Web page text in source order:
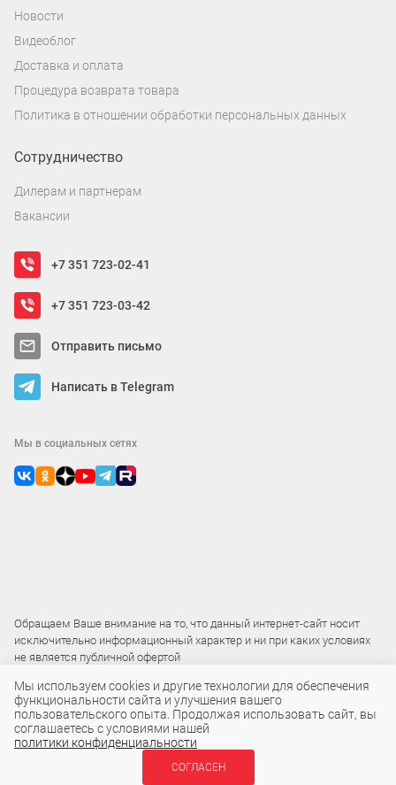
Новости
Видеоблог
Доставка и оплата
Процедура возврата товара
Политика в отношении обработки персональных данных
Сотрудничество
Дилерам и партнерам
Вакансии
+7 351 723-02-41
+7 351 723-03-42
Отправить письмо
Написать в Telegram
Мы в социальных сетях
Обращаем Ваше внимание на то, что данный интернет-сайт носит
исключительно информационный характер и ни при каких условиях
не является публичной офертой
2015 – 2026 © ООО «Локос»
В КОРЗИНУ
Мы используем cookies и другие технологии для обеспечения
функциональности сайта и улучшения вашего
пользовательского опыта. Продолжая использовать сайт, вы
соглашаетесь с условиями нашей
политики конфиденциальности
СОГЛАСЕН